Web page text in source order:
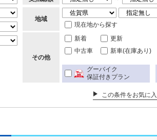
地域
現在地から探す
その他
新着 更新
中古車
新車(在庫あり)
グーバイク
保証付きプラン
この条件をお気に